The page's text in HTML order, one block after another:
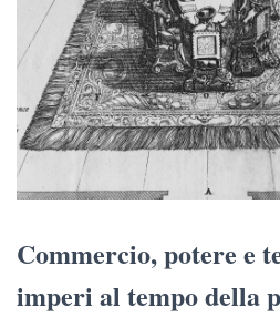
Commercio, potere e
imperi al tempo della